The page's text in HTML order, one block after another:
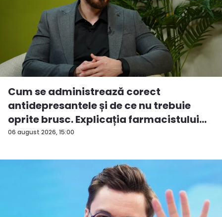
06 august 2026, 15:00
Cum se administrează corect
antidepresantele și de ce nu trebuie
oprite brusc. Explicația farmacistului
C...